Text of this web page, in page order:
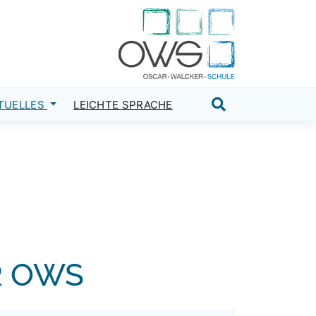
LEICHTE SPRACHE
OWS